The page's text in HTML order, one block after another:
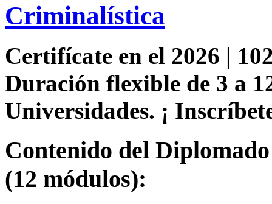
Criminalística
Certifícate en el 2026 |
Duración flexible de 3 a
Universidades. ¡
Contenido del
(12 módulos):